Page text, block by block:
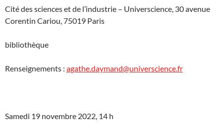
Cité des sciences et de l’industrie – Universcience, 30 avenue
Corentin Cariou, 75019 Paris
bibliothèque
Renseignements : agathe.daymand@universcience.fr
Samedi 19 novembre 2022, 14 h